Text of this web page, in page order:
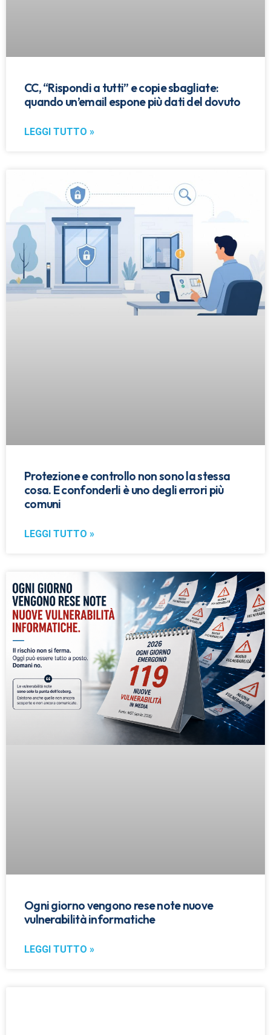
CC, “Rispondi a tutti” e copie sbagliate:
quando un’email espone più dati del dovuto
LEGGI TUTTO »
Protezione e controllo non sono la stessa
cosa. E confonderli è uno degli errori più
comuni
LEGGI TUTTO »
Ogni giorno vengono rese note nuove
vulnerabilità informatiche
LEGGI TUTTO »